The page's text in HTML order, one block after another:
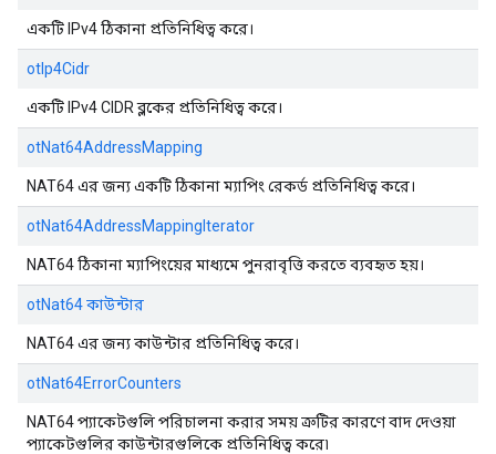
একটি IPv4 ঠিকানা প্রতিনিধিত্ব করে।
otIp4Cidr
একটি IPv4 CIDR ব্লকের প্রতিনিধিত্ব করে।
otNat64AddressMapping
NAT64 এর জন্য একটি ঠিকানা ম্যাপিং রেকর্ড প্রতিনিধিত্ব করে।
otNat64AddressMappingIterator
NAT64 ঠিকানা ম্যাপিংয়ের মাধ্যমে পুনরাবৃত্তি করতে ব্যবহৃত হয়।
otNat64 কাউন্টার
NAT64 এর জন্য কাউন্টার প্রতিনিধিত্ব করে।
otNat64ErrorCounters
NAT64 প্যাকেটগুলি পরিচালনা করার সময় ত্রুটির কারণে বাদ দেওয়া
প্যাকেটগুলির কাউন্টারগুলিকে প্রতিনিধিত্ব করে৷